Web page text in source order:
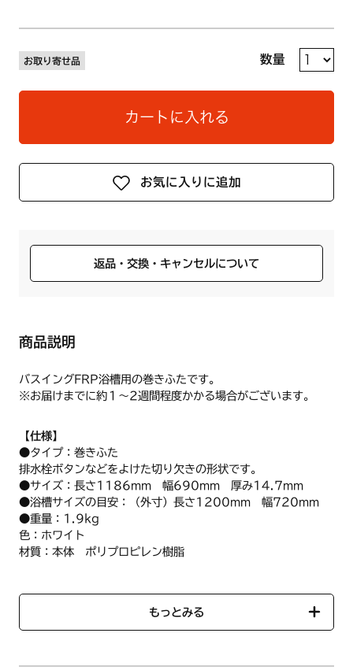
お取り寄せ品 数量
カートに入れる
お気に入りに追加
返品・交換・キャンセルについて
商品説明
バスイングFRP浴槽用の巻きふたです。
※お届けまでに約１～2週間程度かかる場合がございます。
【仕様】
●タイプ：巻きふた
排水栓ボタンなどをよけた切り欠きの形状です。
●サイズ：長さ1186mm 幅690mm 厚み14.7mm
●浴槽サイズの目安：（外寸）長さ1200mm 幅720mm
●重量：1.9kg
色：ホワイト
材質：本体 ポリプロピレン樹脂
【使用方法/使用上の注意事項】
●火のそばに置かないでください。
もっとみる